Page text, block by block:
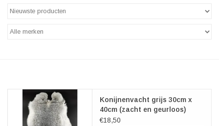
Gothic Steampunk
Giftware & Lifestyle &
Konijnenvacht grijs 30cm x
40cm (zacht en geurloos)
€18,50